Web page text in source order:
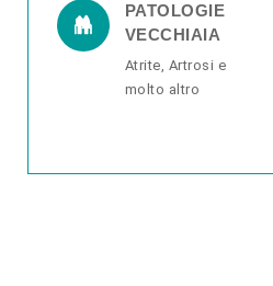
PATOLOGIE
VECCHIAIA
Atrite, Artrosi e
molto altro